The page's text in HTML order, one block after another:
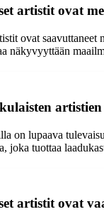
artistit ovat
ovat
näkyvyyttään
on lupaava
joka tuottaa
artistit ovat